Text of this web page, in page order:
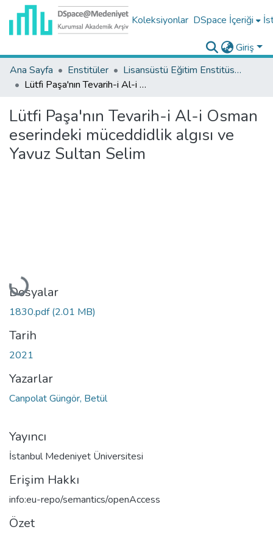
Koleksiyonlar DSpace İçeriği
Giriş
Ana Sayfa
Enstitüler
Lisansüstü Eğitim Enstitüsü Tez Koleksiyonu
Lütfi Paşa'nın Tevarih-i Al-i Osman eserindeki müceddidlik algısı ve Yavuz Sultan Selim
Lütfi Paşa'nın Tevarih-i Al-i Osman
eserindeki müceddidlik algısı ve
Yavuz Sultan Selim
Yükleniyor...
Dosyalar
1830.pdf(2.01 MB)
Tarih
2021
Yazarlar
Canpolat Güngör, Betül
Yayıncı
İstanbul Medeniyet Üniversitesi
Erişim Hakkı
info:eu-repo/semantics/openAccess
Özet